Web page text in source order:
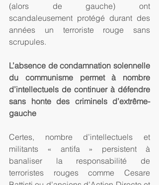
(alors de gauche) ont
scandaleusement protégé durant des
années un terroriste rouge sans
scrupules.
L’absence de condamnation solennelle
du communisme permet à nombre
d’intellectuels de continuer à défendre
sans honte des criminels d’extrême-
gauche
Certes, nombre d’intellectuels et
militants « antifa » persistent à
banaliser la responsabilité de
terroristes rouges comme Cesare